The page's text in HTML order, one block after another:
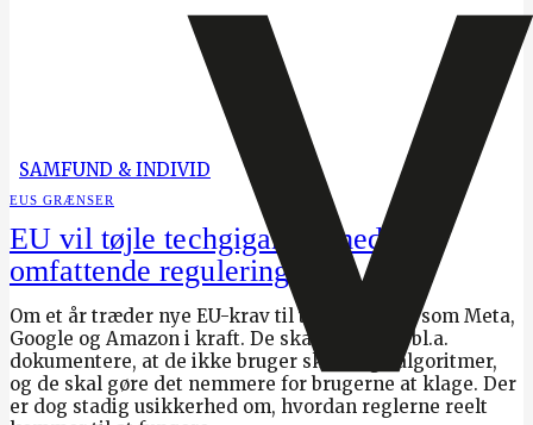
SAMFUND & INDIVID
EUS GRÆNSER
EU vil tøjle techgiganter med
omfattende regulering
Om et år træder nye EU-krav til techgiganter som Meta,
Google og Amazon i kraft. De skal fremover bl.a.
dokumentere, at de ikke bruger skadelige algoritmer,
og de skal gøre det nemmere for brugerne at klage. Der
er dog stadig usikkerhed om, hvordan reglerne reelt